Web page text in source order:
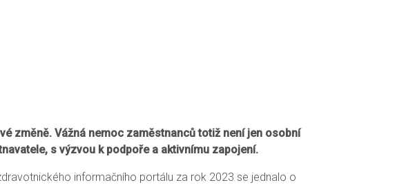
změně. Vážná nemoc zaměstnanců totiž není jen osobní
s výzvou k podpoře a aktivnímu zapojení.
informačního portálu za rok 2023 se jednalo o